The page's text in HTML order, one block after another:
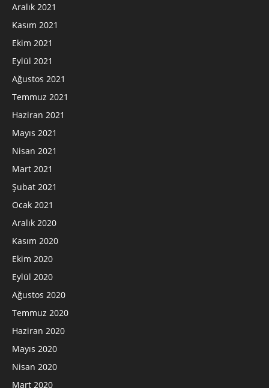
Aralık 2021
Kasım 2021
Ekim 2021
Eylül 2021
Ağustos 2021
Temmuz 2021
Haziran 2021
Mayıs 2021
Nisan 2021
Mart 2021
Şubat 2021
Ocak 2021
Aralık 2020
Kasım 2020
Ekim 2020
Eylül 2020
Ağustos 2020
Temmuz 2020
Haziran 2020
Mayıs 2020
Nisan 2020
Mart 2020